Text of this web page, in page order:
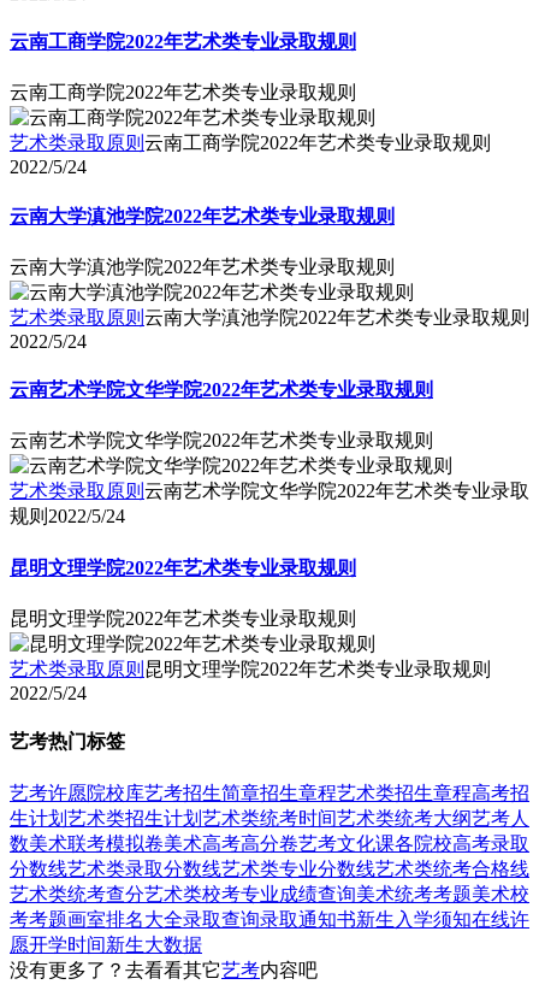
云南工商学院2022年艺术类专业录取规则
云南工商学院2022年艺术类专业录取规则
艺术类录取原则 云南工商学院2022年艺术类专业录取规则
2022/5/24
云南大学滇池学院2022年艺术类专业录取规则
云南大学滇池学院2022年艺术类专业录取规则
艺术类录取原则 云南大学滇池学院2022年艺术类专业录取规则
2022/5/24
云南艺术学院文华学院2022年艺术类专业录取规则
云南艺术学院文华学院2022年艺术类专业录取规则
艺术类录取原则 云南艺术学院文华学院2022年艺术类专业录取
规则 2022/5/24
昆明文理学院2022年艺术类专业录取规则
昆明文理学院2022年艺术类专业录取规则
艺术类录取原则 昆明文理学院2022年艺术类专业录取规则
2022/5/24
艺考热门标签
艺考许愿院校库艺考招生简章招生章程艺术类招生章程高考招
生计划 艺术类招生计划 艺术类统考时间艺术类统考大纲艺考人
数美术联考模拟卷美术高考高分卷艺考文化课各院校高考录取
分数线艺术类录取分数线艺术类专业分数线艺术类统考合格线
艺术类统考查分艺术类校考专业成绩查询美术统考考题美术校
考考题画室排名大全录取查询录取通知书新生入学须知在线许
愿开学时间新生大数据
没有更多了？去看看其它艺考内容吧